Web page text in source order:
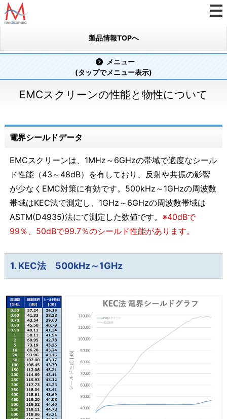
製品情報TOPへ
メニュー
(タップでメニュー表示)
EMCスクリーンの性能と物性について
電界シールドデータ
EMCスクリーンは、1MHz～6GHzの帯域で適度なシール
ド性能（43～48dB）を有しており、反射や共振の影響
が少なくEMC対策に有効です。500kHz～1GHzの周波数
帯域はKEC法で測定し、1GHz～6GHzの周波数帯域は
ASTM(D4935)法にて測定した数値です。 ※40dBで
99％、50dBで99.7％のシールド性能があります。
1. KEC法 500kHz～1GHz